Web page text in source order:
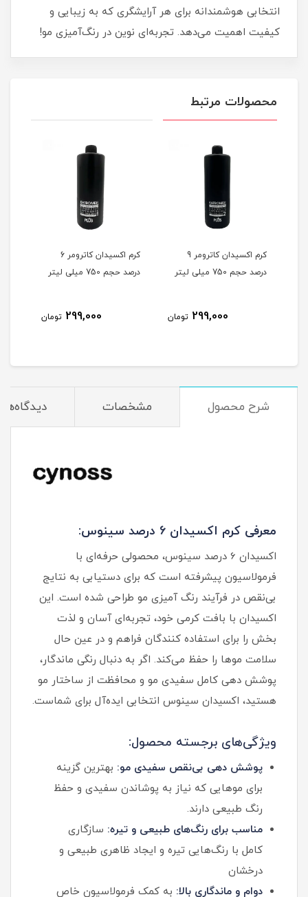
انتخابی هوشمندانه برای هر آرایشگری که به زیبایی و
کیفیت اهمیت می‌دهد. تجربه‌ای نوین در رنگ‌آمیزی مو!
محصولات مرتبط
کرم اکسیدان کاترومر 9
درصد حجم 750 میلی لیتر
299,000 تومان
کرم اکسیدان کاترومر 6
درصد حجم 750 میلی لیتر
299,000 تومان
شرح محصول مشخصات دیدگاه‌ها
معرفی کرم اکسیدان 6 درصد سینوس:
اکسیدان 6 درصد سینوس، محصولی حرفه‌ای با
فرمولاسیون پیشرفته است که برای دستیابی به نتایج
بی‌نقص در فرآیند رنگ آمیزی مو طراحی شده است. این
اکسیدان با بافت کرمی خود، تجربه‌ای آسان و لذت
بخش را برای استفاده کنندگان فراهم و در عین حال
سلامت موها را حفظ می‌کند. اگر به دنبال رنگی ماندگار،
پوشش دهی کامل سفیدی مو و محافظت از ساختار مو
هستید، اکسیدان سینوس انتخابی ایده‌آل برای شماست.
ویژگی‌های برجسته محصول:
پوشش دهی بی‌نقص سفیدی مو: بهترین گزینه
برای موهایی که نیاز به پوشاندن سفیدی و حفظ
رنگ طبیعی دارند.
مناسب برای رنگ‌های طبیعی و تیره: سازگاری
کامل با رنگ‌هایی تیره و ایجاد ظاهری طبیعی و
درخشان
دوام و ماندگاری بالا: به کمک فرمولاسیون خاص